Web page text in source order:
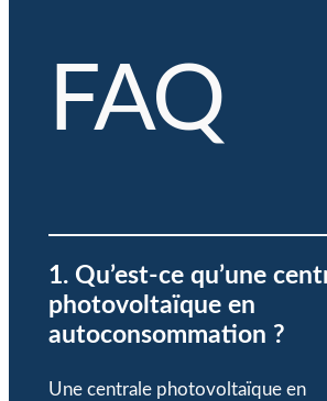
FAQ
1. Qu’est-ce qu’une
photovoltaïque en
autoconsommation ?
Une centrale photovoltaïque en